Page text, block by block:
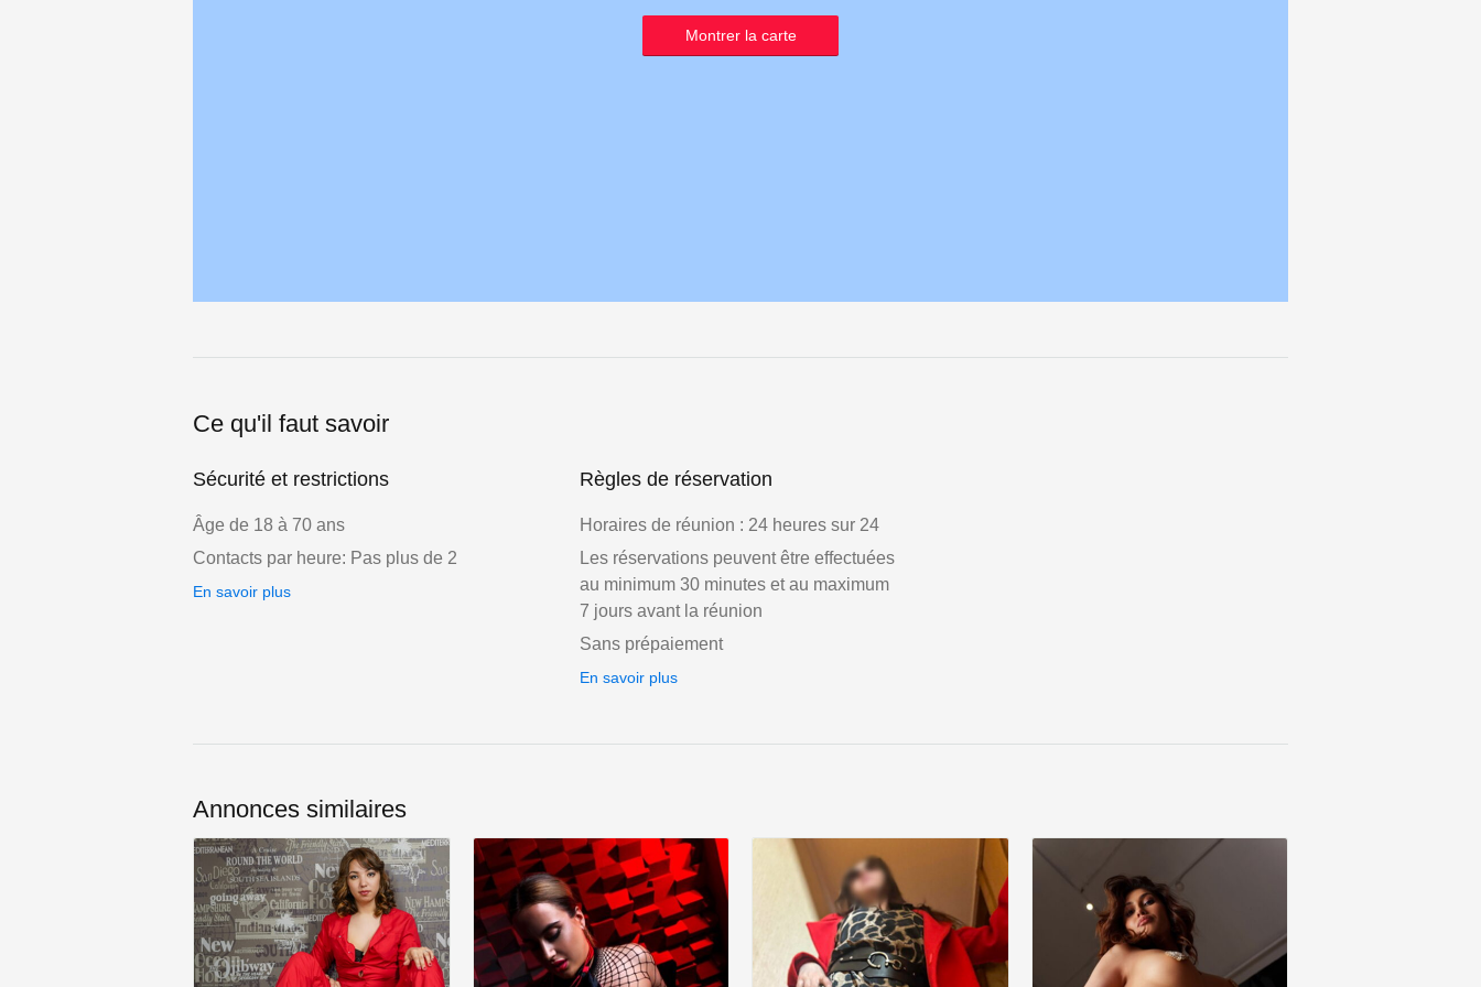
Montrer la carte
Ce qu'il faut savoir
Sécurité et restrictions
Âge de 18 à 70 ans
Contacts par heure: Pas plus de 2
En savoir plus
Règles de réservation
Horaires de réunion : 24 heures sur 24
Les réservations peuvent être effectuées
au minimum 30 minutes et au maximum
7 jours avant la réunion
Sans prépaiement
En savoir plus
Annonces similaires